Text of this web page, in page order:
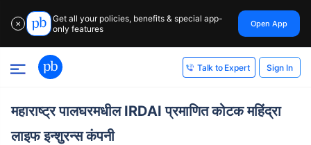
✕
Get all your policies, benefits & special app-
only features
Open App
Talk to Expert Sign In
महाराष्ट्र पालघरमधील IRDAI प्रमाणित कोटक महिंद्रा
लाइफ इन्शुरन्स कंपनी